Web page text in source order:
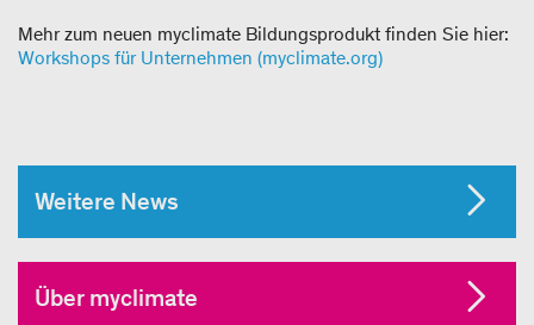
Mehr zum neuen myclimate Bildungsprodukt finden Sie hier:
Workshops für Unternehmen (myclimate.org)
Weitere News
Über myclimate